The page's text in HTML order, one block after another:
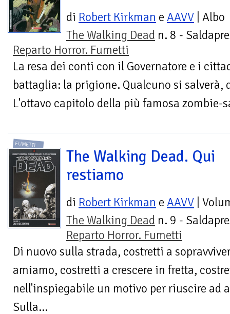
di Robert Kirkman e AAVV | Albo
The Walking Dead n. 8 -
Reparto Horror. Fumetti
La resa dei conti con il Governatore e i
battaglia: la prigione. Qualcuno si salverà,
L'ottavo capitolo della più famosa zombie-
FUMETTI
The Walking Dead. Qui
restiamo
di Robert Kirkman e AAVV |
The Walking Dead n. 9 -
Reparto Horror. Fumetti
Di nuovo sulla strada, costretti a
amiamo, costretti a crescere in fretta,
nell'inspiegabile un motivo per riuscire ad
Sulla...